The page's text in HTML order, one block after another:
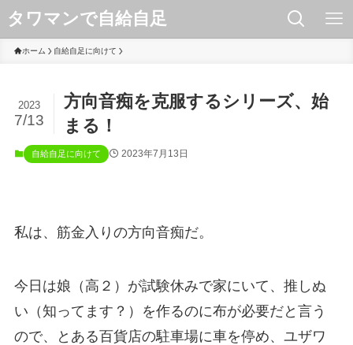
タワマンで自給自足
ホーム 自給自足に向けて
方向音痴を克服するシリーズ、始
まる！
2023
7/13
自給自足に向けて 2023年7月13日
私は、筋金入りの方向音痴だ。
今日は娘（高２）が試験休みで家にいて、推しぬ
い（知ってます？）を作るのに布が必要だと言う
ので、とある百貨店の駐車場に車を停め、ユザワ